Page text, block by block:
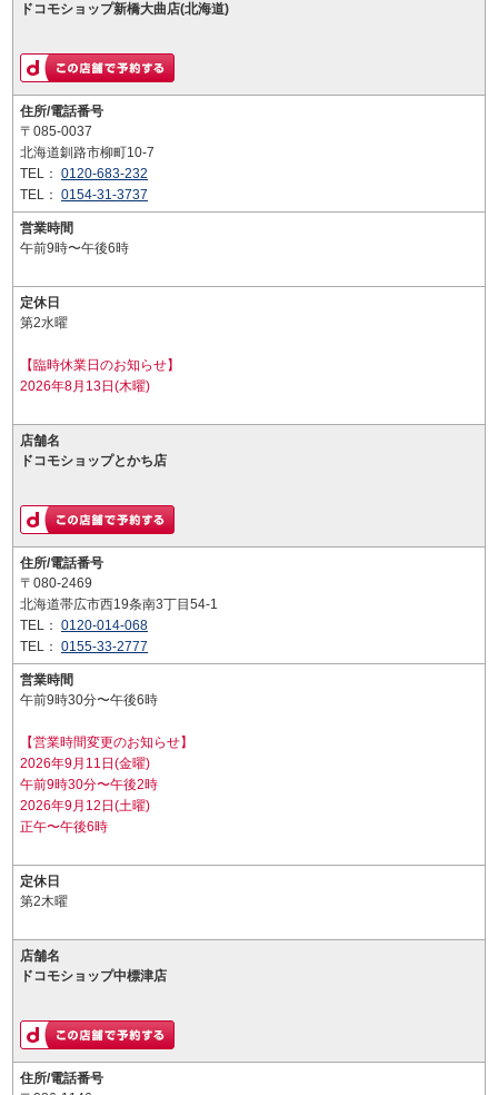
ドコモショップ新橋大曲店(北海道)
住所/電話番号
〒085-0037
北海道釧路市柳町10-7
TEL： 0120-683-232
TEL： 0154-31-3737
営業時間
午前9時〜午後6時
定休日
第2水曜
【臨時休業日のお知らせ】
2026年8月13日(木曜)
店舗名
ドコモショップとかち店
住所/電話番号
〒080-2469
北海道帯広市西19条南3丁目54-1
TEL： 0120-014-068
TEL： 0155-33-2777
営業時間
午前9時30分〜午後6時
【営業時間変更のお知らせ】
2026年9月11日(金曜)
午前9時30分〜午後2時
2026年9月12日(土曜)
正午〜午後6時
定休日
第2木曜
店舗名
ドコモショップ中標津店
住所/電話番号